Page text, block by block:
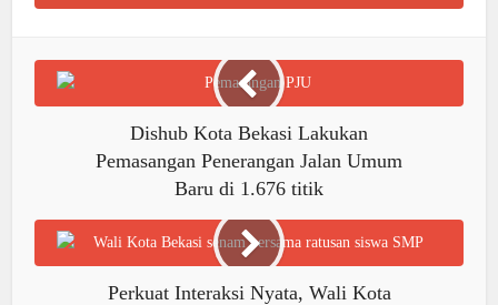
Dishub Kota Bekasi Lakukan
Pemasangan Penerangan Jalan Umum
Baru di 1.676 titik
Perkuat Interaksi Nyata, Wali Kota